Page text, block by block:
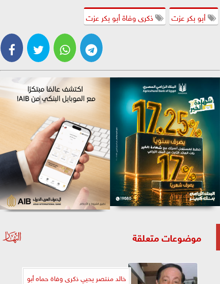
أبو بكر عزت
ذكرى وفاة أبو بكر عزت
موضوعات متعلقة
خالد منتصر يحيي ذكرى وفاة حماه أبو